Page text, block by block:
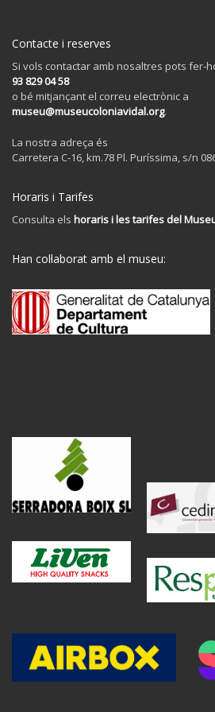
Contacte i reserves
Si vols contactar amb nosaltres pots fer-
93 829 04 58
o bé mitjançant el correu electrònic a
museu@museucoloniavidal.org.
La nostra adreça és
Carretera C-16, km.78 Pl. Puríssima, s/n
Horaris i Tarifes
Consulta els horaris i les tarifes del
Han col·laborat amb el museu: